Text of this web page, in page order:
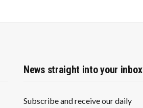
News straight into your inbox
Subscribe and receive our daily